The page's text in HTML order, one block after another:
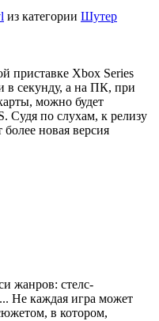
из категории Шутер
приставке Xbox Series
в секунду, а на ПК, при
можно будет
Судя по слухам, к релизу
новая версия
жанров: стелс-
Не каждая игра может
в котором,